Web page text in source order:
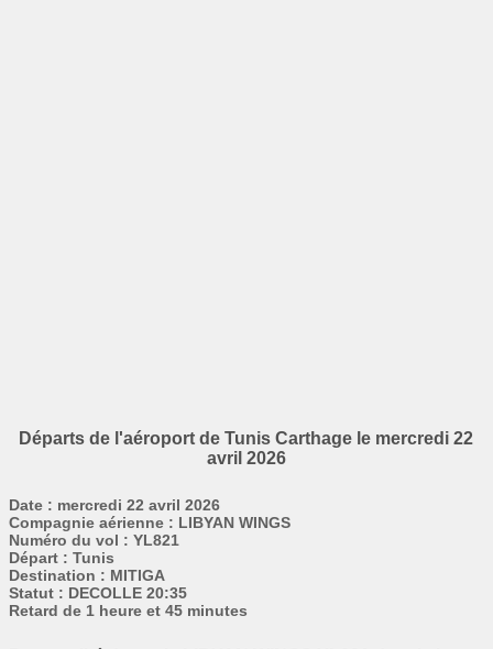
Départs de l'aéroport de Tunis Carthage le mercredi 22
avril 2026
Date : mercredi 22 avril 2026
Compagnie aérienne : LIBYAN WINGS
Numéro du vol : YL821
Départ : Tunis
Destination : MITIGA
Statut : DECOLLE 20:35
Retard de 1 heure et 45 minutes